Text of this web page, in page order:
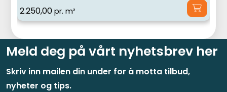
2.250,00pr. m²
Meld deg på vårt nyhetsbrev her
Skriv inn mailen din under for å motta tilbud,
nyheter og tips.